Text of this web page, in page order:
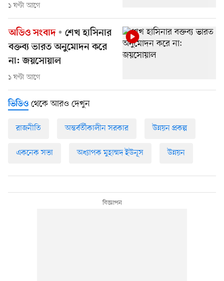
১ ঘণ্টা আগে
অডিও সংবাদ
শেখ হাসিনার
বক্তব্য ভারত অনুমোদন করে
না: জয়সোয়াল
১ ঘণ্টা আগে
ভিডিও থেকে আরও দেখুন
রাজনীতি অন্তর্বর্তীকালীন সরকার উন্নয়ন প্রকল্প
একনেক সভা অধ্যাপক মুহাম্মদ ইউনূস উন্নয়ন